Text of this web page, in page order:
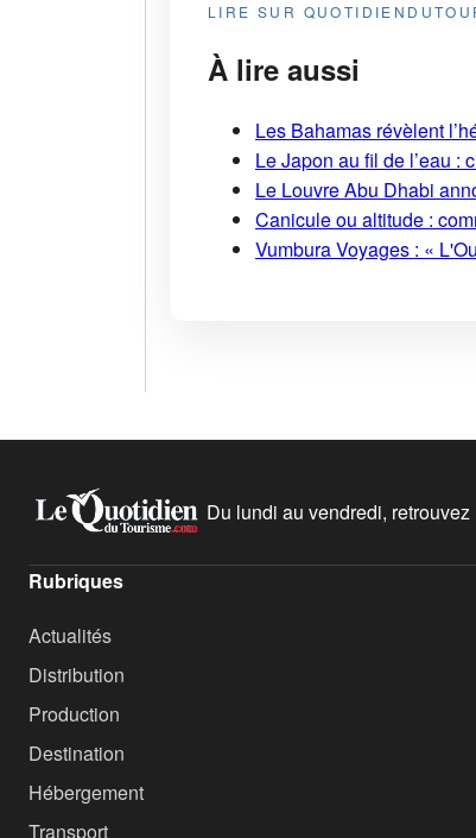
LIRE SUR
À lire aussi
Les Bahamas révèlent
Le Japon au fil de l’eau :
Le Louvre Abu Dhabi
Canicule ou altitude :
Vumbura Voyages : «
Du lundi au vendredi,
Rubriques
Actualités
Distribution
Production
Destination
Hébergement
Transport